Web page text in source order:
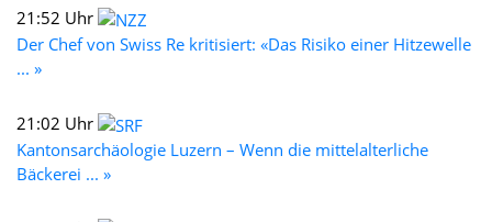
21:52 Uhr
Der Chef von Swiss Re kritisiert: «Das Risiko einer Hitzewelle
... »
21:02 Uhr
Kantonsarchäologie Luzern – Wenn die mittelalterliche
Bäckerei ... »